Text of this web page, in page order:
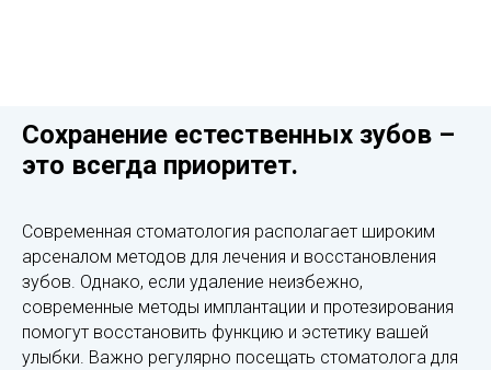
Сохранение естественных зубов –
это всегда приоритет.
Современная стоматология располагает широким
арсеналом методов для лечения и восстановления
зубов. Однако, если удаление неизбежно,
современные методы имплантации и протезирования
помогут восстановить функцию и эстетику вашей
улыбки. Важно регулярно посещать стоматолога для